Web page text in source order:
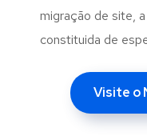
migração de site,
constituida de
Visite o